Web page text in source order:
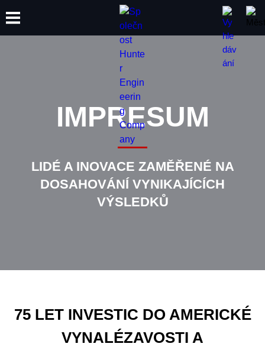
IMPRESUM
LIDÉ A INOVACE ZAMĚŘENÉ NA
DOSAHOVÁNÍ VYNIKAJÍCÍCH
VÝSLEDKŮ
75 LET INVESTIC DO AMERICKÉ
VYNALÉZAVOSTI A